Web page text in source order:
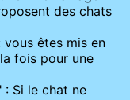
des chats
êtes mis en
fois pour une
: Si le chat ne